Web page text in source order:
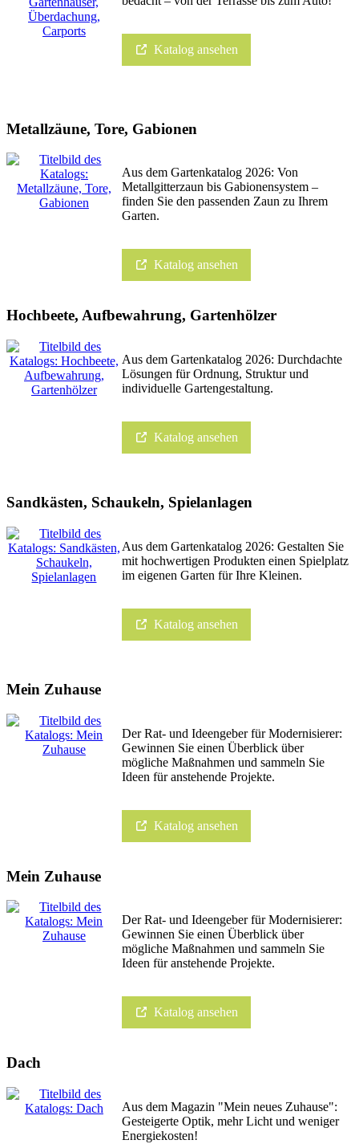
Katalog ansehen
Metallzäune, Tore, Gabionen
Aus dem Gartenkatalog 2026: Von
Metallgitterzaun bis Gabionensystem –
finden Sie den passenden Zaun zu Ihrem
Garten.
Katalog ansehen
Hochbeete, Aufbewahrung, Gartenhölzer
Aus dem Gartenkatalog 2026: Durchdachte
Lösungen für Ordnung, Struktur und
individuelle Gartengestaltung.
Katalog ansehen
Sandkästen, Schaukeln, Spielanlagen
Aus dem Gartenkatalog 2026: Gestalten Sie
mit hochwertigen Produkten einen Spielplatz
im eigenen Garten für Ihre Kleinen.
Katalog ansehen
Mein Zuhause
Der Rat- und Ideengeber für Modernisierer:
Gewinnen Sie einen Überblick über
mögliche Maßnahmen und sammeln Sie
Ideen für anstehende Projekte.
Katalog ansehen
Mein Zuhause
Der Rat- und Ideengeber für Modernisierer:
Gewinnen Sie einen Überblick über
mögliche Maßnahmen und sammeln Sie
Ideen für anstehende Projekte.
Katalog ansehen
Dach
Aus dem Magazin "Mein neues Zuhause":
Gesteigerte Optik, mehr Licht und weniger
Energiekosten!